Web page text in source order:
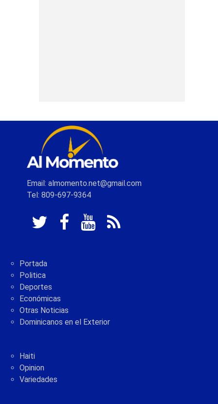
Email: almomento.net@gmail.com
Tel: 809-697-9364
Portada
Politica
Deportes
Económicas
Otras Noticias
Dominicanos en el Exterior
Haiti
Opinion
Variedades